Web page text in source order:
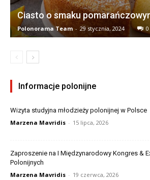
Ciasto o smaku
Polonorama Team - 29 stycznia, 2024 0
Informacje polonijne
Wizyta studyjna młodzieży polonijnej w Polsce
Marzena Mavridis - 15 lipca, 2026
Zaproszenie na I Międzynarodowy Kongres &
Polonijnych
Marzena Mavridis - 19 czerwca, 2026